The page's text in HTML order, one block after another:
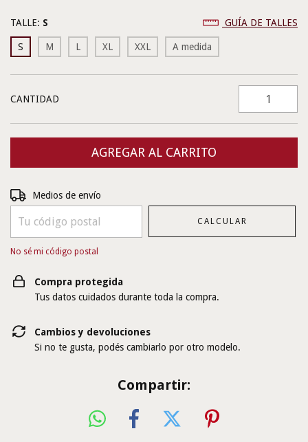
TALLE: S GUÍA DE TALLES
S M L XL XXL A medida
CANTIDAD
Entregas para el CP:
Medios de envío
CALCULAR
No sé mi código postal
Compra protegida
Tus datos cuidados durante toda la compra.
Cambios y devoluciones
Si no te gusta, podés cambiarlo por otro modelo.
Compartir: